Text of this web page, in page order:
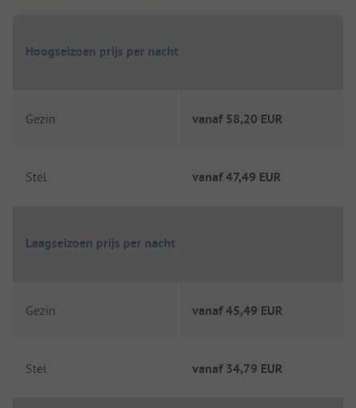
Hoogseizoen prijs per nacht
Gezin vanaf 58,20 EUR
Stel vanaf47,49 EUR
Laagseizoen prijs per nacht
Gezin vanaf45,49 EUR
Stel vanaf 34,79 EUR